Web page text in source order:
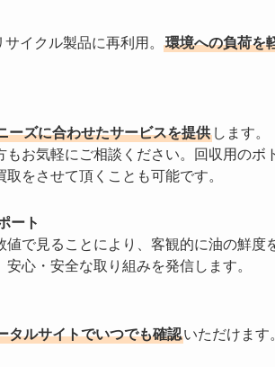
イクル製品に再利用。
環境への負荷を
ーズに合わせたサービスを提供 します。
お気軽にご相談ください。回収用のボ
をさせて頂くことも可能です。
ート
で見ることにより、客観的に油の鮮度
心・安全な取り組みを発信します。
タルサイトでいつでも確認いただけます